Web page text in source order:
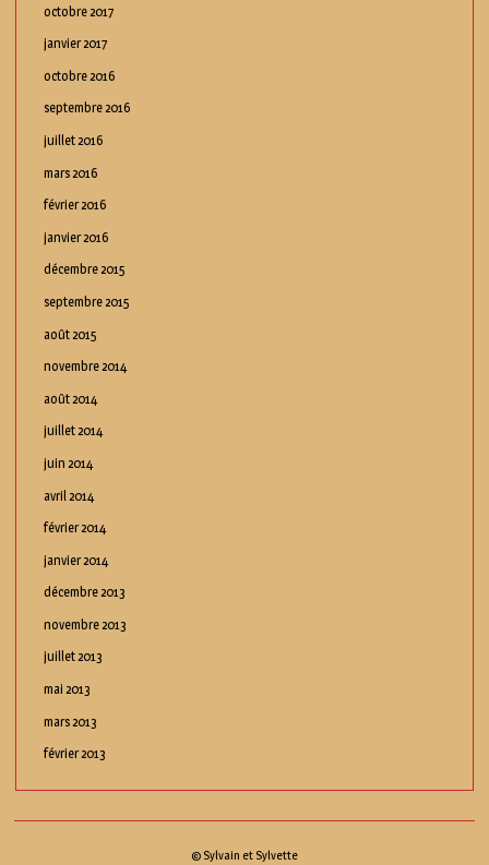
octobre 2017
janvier 2017
octobre 2016
septembre 2016
juillet 2016
mars 2016
février 2016
janvier 2016
décembre 2015
septembre 2015
août 2015
novembre 2014
août 2014
juillet 2014
juin 2014
avril 2014
février 2014
janvier 2014
décembre 2013
novembre 2013
juillet 2013
mai 2013
mars 2013
février 2013
© Sylvain et Sylvette